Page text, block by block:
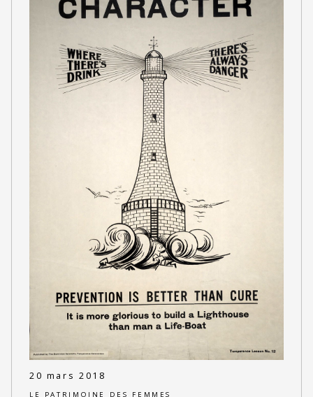
20 mars 2018
LE PATRIMOINE DES FEMMES